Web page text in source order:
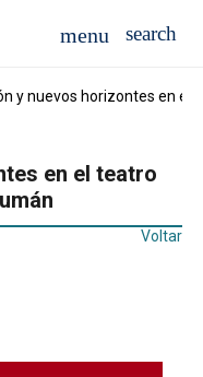
y nuevos horizontes en el
en el teatro
Voltar